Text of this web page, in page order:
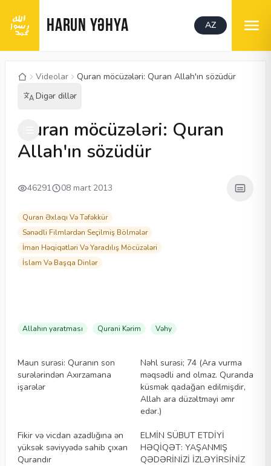
HARUN YƏHYA AZ
Videolar
Quran möcüzələri: Quran Allah'ın sözüdür
Digər dillər
Quran möcüzələri: Quran
Allah'ın sözüdür
46291 08 mart 2013
Quran Əxlaqı Və Təfəkkür
Sənədli Filmlərdən Seçilmiş Bölmələr
İman Həqiqətləri Və Yaradılış Möcüzələri
İslam Və Başqa Dinlər
Allahın yaratması Qurani Kərim Vəhy
Maun surəsi: Quranın son
surələrindən Axırzamana
işarələr
Nəhl surəsi; 74 (Ara vurma
məqsədli and olmaz. Quranda
küsmək qadağan edilmişdir,
Allah ara düzəltməyi əmr
edər.)
Fikir və vicdan azadlığına ən
yüksək səviyyədə sahib çıxan
Qurandır
ELMİN SÜBUT ETDİYİ
HƏQİQƏT: YAŞANMIŞ
QƏDƏRİNİZİ İZLƏYİRSİNİZ